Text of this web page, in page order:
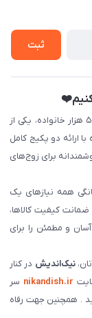
ثبت
کنیم❤️
با سال‌ها سابقه و اعتماد بیش از ۵۰ هزار خانواده، یکی از
ارائه دو پکیج کامل
برای زوج‌های
همه نیازهای یک
کیفیت کالاها،
و مطمئن را برای
نیک‌اندیش در کنار
nikandish.ir سر
. همچنین جهت رفاه